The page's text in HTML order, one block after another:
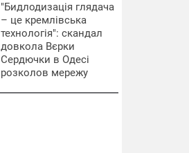
"Бидлодизація глядача
– це кремлівська
технологія": скандал
довкола Вєрки
Сердючки в Одесі
розколов мережу